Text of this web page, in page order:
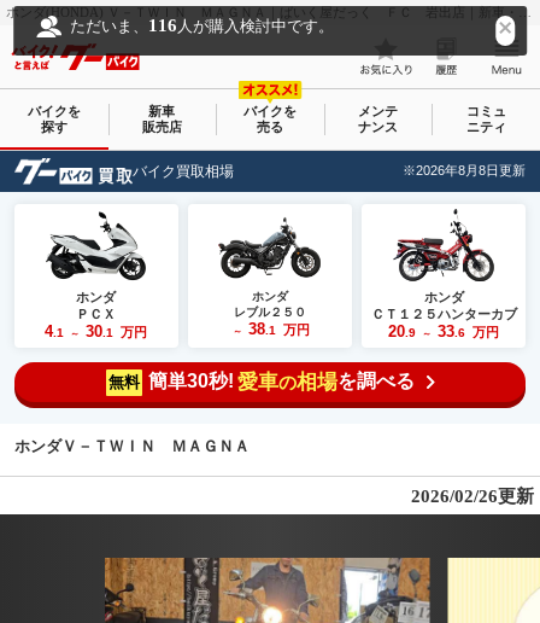
ホンダ(HONDA) Ｖ－ＴＷＩＮ ＭＡＧＮＡ｜ばいく屋だっく ＦＣ 岩出店｜新車・中古バイクなら【グーバイク(GooBike)】
ただいま、 116 人が購入検討中です。
バイクを
探す
新車
販売店
バイクを
売る
メンテ
ナンス
コミュ
ニティ
バイク買取相場 ※2026年8月8日更新
ホンダ
ＰＣＸ
4.1 ～ 30 .1 万円
ホンダ
レブル２５０
～ 38.1 万円
ホンダ
ＣＴ１２５ハンターカブ
20 .9 ～ 33 .6 万円
無料 簡単30秒! 愛車の相場を調べる
ホンダＶ－ＴＷＩＮ ＭＡＧＮＡ
2026/02/26更新